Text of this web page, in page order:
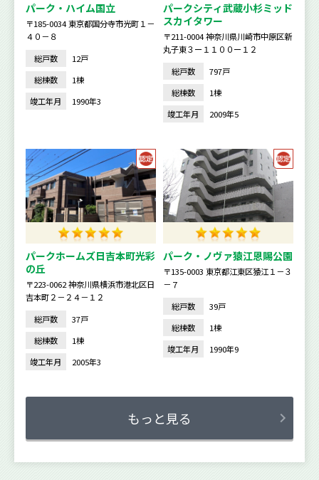
パーク・ハイム国立
〒185-0034 東京都国分寺市光町１－
４０－８
総戸数
12戸
総棟数
1棟
竣工年月
1990年3
パークシティ武蔵小杉ミッド
スカイタワー
〒211-0004 神奈川県川崎市中原区新
丸子東３ー１１００ー１２
総戸数
797戸
総棟数
1棟
竣工年月
2009年5
パークホームズ日吉本町光彩
の丘
〒223-0062 神奈川県横浜市港北区日
吉本町２－２４－１２
総戸数
37戸
総棟数
1棟
竣工年月
2005年3
パーク・ノヴァ猿江恩賜公園
〒135-0003 東京都江東区猿江１－３
－７
総戸数
39戸
総棟数
1棟
竣工年月
1990年9
もっと見る